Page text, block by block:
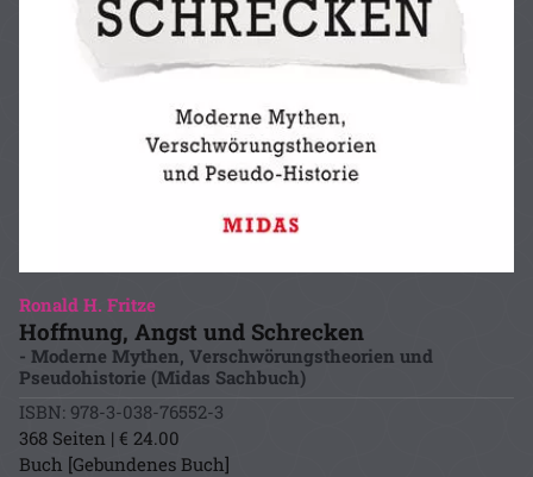
Ronald H. Fritze
Hoffnung, Angst und Schrecken
- Moderne Mythen, Verschwörungstheorien und
Pseudohistorie (Midas Sachbuch)
ISBN: 978-3-038-76552-3
368 Seiten | € 24.00
Buch [Gebundenes Buch]